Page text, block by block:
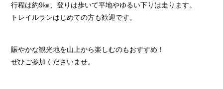
行程は約9㎞、登りは歩いて平地やゆるい下りは走ります。
トレイルランはじめての方も歓迎です。
賑やかな観光地を山上から楽しむのもおすすめ！
ぜひご参加くださいませ。